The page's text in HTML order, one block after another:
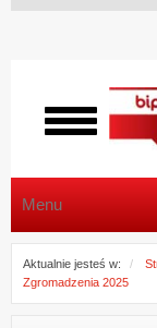
Włącz
menu
Menu
Aktualnie jesteś w:
Zgromadzenia 2025